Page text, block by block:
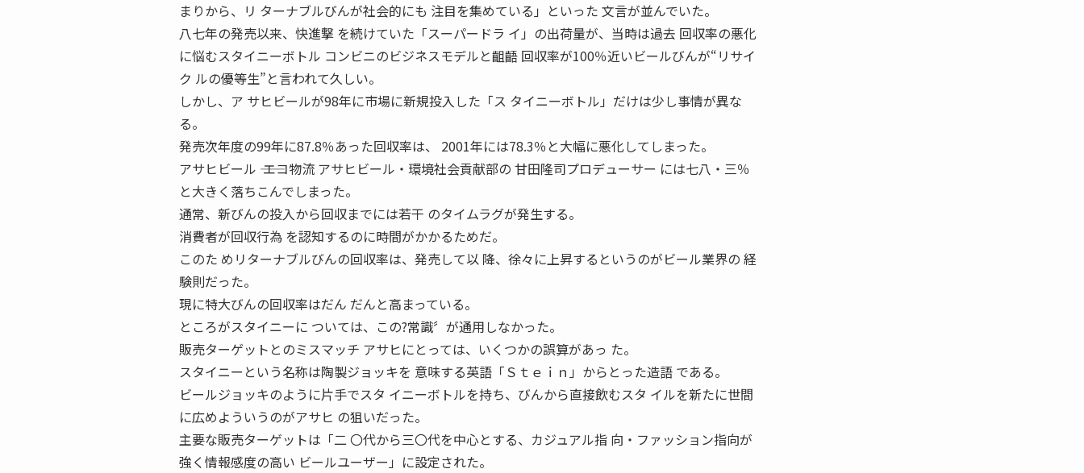
まりから、リ ターナブルびんが社会的にも 注目を集めている」といった 文言が並んでいた。
八七年の発売以来、快進撃 を続けていた「スーパードラ イ」の出荷量が、当時は過去 回収率の悪化
に悩むスタイニーボトル コンビニのビジネスモデルと齟齬 回収率が100％近いビールびんが“リサイ
ク ルの優等生”と言われて久しい。
しかし、ア サヒビールが98年に市場に新規投入した「ス タイニーボトル」だけは少し事情が異な
る。
発売次年度の99年に87.8％あった回収率は、 2001年には78.3％と大幅に悪化してしまった。
アサヒビール ―― エコ物流 アサヒビール・環境社会貢献部の 甘田隆司プロデューサー には七八・三％
と大きく落ちこんでしまった。
通常、新びんの投入から回収までには若干 のタイムラグが発生する。
消費者が回収行為 を認知するのに時間がかかるためだ。
このた めリターナブルびんの回収率は、発売して以 降、徐々に上昇するというのがビール業界の 経
験則だった。
現に特大びんの回収率はだん だんと高まっている。
ところがスタイニーに ついては、この?常識〞が通用しなかった。
販売ターゲットとのミスマッチ アサヒにとっては、いくつかの誤算があっ た。
スタイニーという名称は陶製ジョッキを 意味する英語「Ｓｔｅｉｎ」からとった造語 である。
ビールジョッキのように片手でスタ イニーボトルを持ち、びんから直接飲むスタ イルを新たに世間
に広めよういうのがアサヒ の狙いだった。
主要な販売ターゲットは「二 〇代から三〇代を中心とする、カジュアル指 向・ファッション指向が
強く情報感度の高い ビールユーザー」に設定された。